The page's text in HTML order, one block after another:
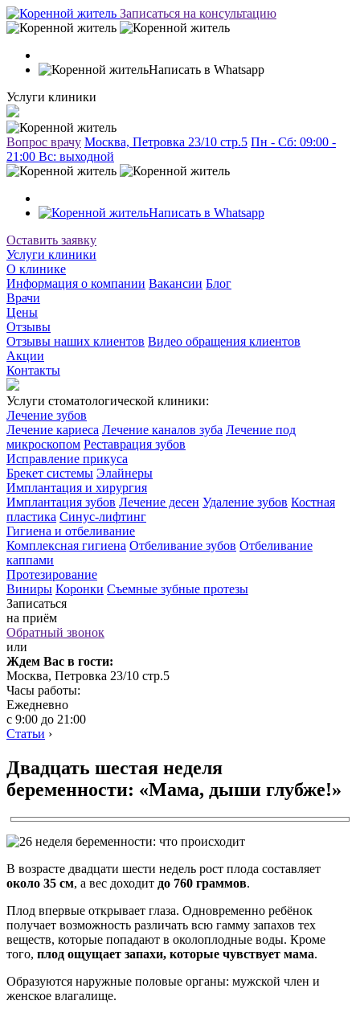
Записаться на консультацию
Написать в Whatsapp
Услуги клиники
Вопрос врачу Москва, Петровка 23/10 стр.5 Пн - Сб: 09:00 -
21:00 Вc: выходной
Написать в Whatsapp
Оставить заявку
Услуги клиники
О клинике
Информация о компании Вакансии Блог
Врачи
Цены
Отзывы
Отзывы наших клиентов Видео обращения клиентов
Акции
Контакты
Услуги стоматологической клиники:
Лечение зубов
Лечение кариеса Лечение каналов зуба Лечение под
микроскопом Реставрация зубов
Исправление прикуса
Брекет системы Элайнеры
Имплантация и хирургия
Имплантация зубов Лечение десен Удаление зубов Костная
пластика Синус-лифтинг
Гигиена и отбеливание
Комплексная гигиена Отбеливание зубов Отбеливание
каппами
Протезирование
Виниры Коронки Съемные зубные протезы
Записаться
на приём
Обратный звонок
или
Ждем Вас в гости:
Москва, Петровка 23/10 стр.5
Часы работы:
Ежедневно
с 9:00 до 21:00
Статьи ›
Двадцать шестая неделя
беременности: «Мама, дыши глубже!»
В возрасте двадцати шести недель рост плода составляет
около 35 см, а вес доходит до 760 граммов.
Плод впервые открывает глаза. Одновременно ребёнок
получает возможность различать всю гамму запахов тех
веществ, которые попадают в околоплодные воды. Кроме
того, плод ощущает запахи, которые чувствует мама.
Образуются наружные половые органы: мужской член и
женское влагалище.